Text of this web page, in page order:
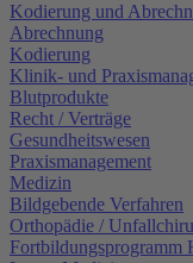
Kodierung und
Abrechnung
Kodierung
Klinik- und
Blutprodukte
Recht / Verträge
Gesundheitswesen
Praxismanagement
Medizin
Bildgebende Verfahren
Orthopädie /
Fortbildungsprogramm